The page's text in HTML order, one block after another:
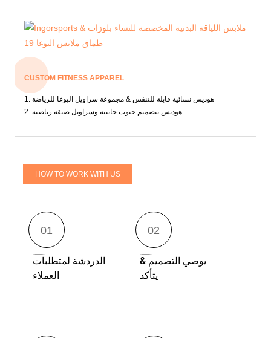
CUSTOM FITNESS APPAREL
1. هوديس نسائية قابلة للتنفس & مجموعة سراويل اليوغا للرياضة
2. هوديس بتصميم جيوب جانبية وسراويل ضيقة رياضية
HOW TO WORK WITH US
الدردشة لمتطلبات
العملاء
يوصي التصميم &
يتأكد